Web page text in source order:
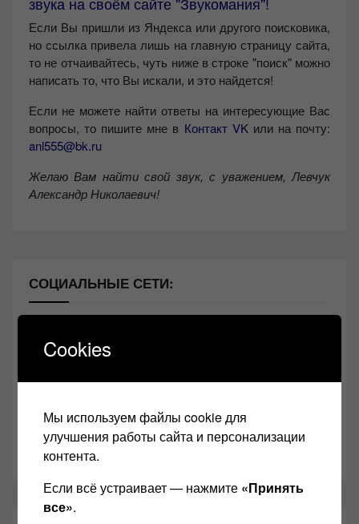
Если Вы пришли из Яндекса или другого поисковика,
но ссылка привела лишь на главную страницу сайта,
то не отчаивайтесь, чуть ниже в строке "поиск" можно
написать то, что Вы искали, и это найдется!
Если не можете найти ответы на интересующие Вас
вопросы, то пишите мне в Контакт VKили на почту:
anl555@bk.ru
Желаю Вам найти свой звук, с уважением, Левчук
Александр Николаевич!
СОЦИАЛЬНЫЕ СЕТИ:
Винтажная Hi-Fi и High-End техника
Одноклассники
Youtube
Cookies
Мы используем файлы cookie для
улучшения работы сайта и персонализации
контента.
Если всё устраивает — нажмите «Принять
все».